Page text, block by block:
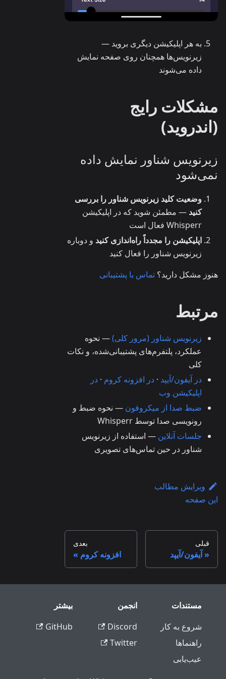
به هر اپلیکیشن دیگری بروید —
زیرنویس‌ها همچنان روی صفحه نمایش
داده می‌شوند
مشکلات رایج
(اندروید)
زیرنویس شناور نمایش داده
نمی‌شود
وضعیت کلید زیرنویس شناور را بررسی
کنید — مطمئن شوید که در اپلیکیشن
Whisperr فعال است
اپلیکیشن را مجدداً راه‌اندازی کنید و دوباره
زیرنویس شناور را فعال کنید
هنوز مشکل دارید؟ تماس با پشتیبانی
مرتبط
زیرنویس شناور (مرور کلی)— نحوه
عملکرد، پلتفرم‌های پشتیبانی‌شده، و نکات
کلی
در آیفون/آیپد · در افزونه کروم · در
اپلیکیشن وب
ضبط صدا از میکروفون — نحوه ضبط و
رونویسی صدا توسط Whisperr
جلسات آنلاین — استفاده از زیرنویس
شناور در حین تماس‌های تصویری
ویرایش مطالب
این صفحه
قبلی
آیفون/آیپد
بعدی
افزونه کروم
مستندات
شروع به کار
راهنماها
عیب‌یابی
انجمن
Discord
Twitter
بیشتر
GitHub